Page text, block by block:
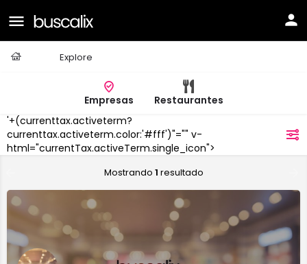
Explore
Empresas
Restaurantes
'+(currenttax.activeterm?
currenttax.activeterm.color:'#fff')"="" v-
html="currentTax.activeTerm.single_icon">
Vinyols
Mostrando 1 resultado